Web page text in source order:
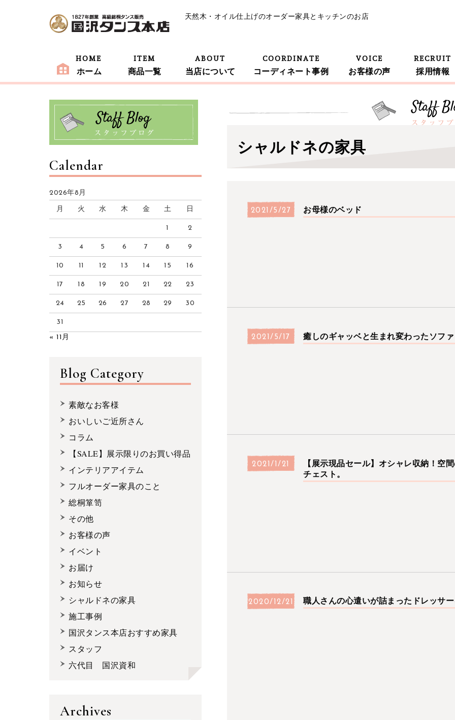
天然木・オイル仕上げのオーダー家具とキッチンのお店
ホーム
HOME
商品一覧
ITEM
当店について
ABOUT
コーディネート事例
COORDINATE
お客様の声
VOICE
採用情報
RECRUIT
シャルドネの家具
2021/5/27 お母様のベッド
2021/5/17 癒しのギャッベと生まれ変わったソファ
2021/1/21
【展示現品セール】オシャレ収納！空
チェスト。
2020/12/21 職人さんの心遣いが詰まったドレッサ
Calendar
2026年8月
月 火 水 木 金 土 日
1 2
3 4 5 6 7 8 9
10 11 12 13 14 15 16
17 18 19 20 21 22 23
24 25 26 27 28 29 30
31
« 11月
Blog Category
素敵なお客様
おいしいご近所さん
コラム
【SALE】展示限りのお買い得品
インテリアアイテム
フルオーダー家具のこと
総桐箪笥
その他
お客様の声
イベント
お届け
お知らせ
シャルドネの家具
施工事例
国沢タンス本店おすすめ家具
スタッフ
六代目 国沢資和
Archives